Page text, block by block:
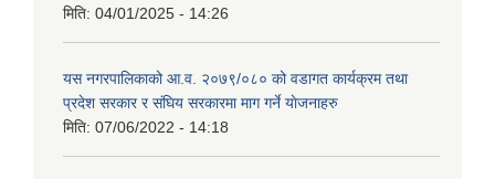
मिति: 04/01/2025 - 14:26
यस नगरपालिकाको आ.व. २०७९/०८० को वडागत कार्यक्रम तथा
प्रदेश सरकार र संघिय सरकारमा माग गर्ने याेजनाहरु
मिति: 07/06/2022 - 14:18